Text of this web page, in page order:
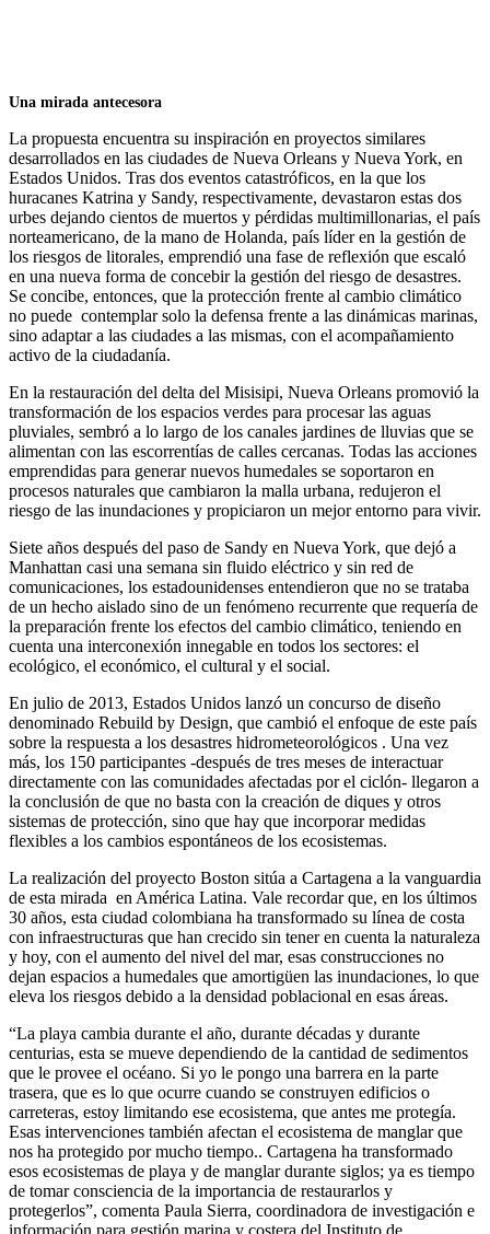
Una mirada antecesora
La propuesta encuentra su inspiración en proyectos similares
desarrollados en las ciudades de Nueva Orleans y Nueva York, en
Estados Unidos. Tras dos eventos catastróficos, en la que los
huracanes Katrina y Sandy, respectivamente, devastaron estas dos
urbes dejando cientos de muertos y pérdidas multimillonarias, el país
norteamericano, de la mano de Holanda, país líder en la gestión de
los riesgos de litorales, emprendió una fase de reflexión que escaló
en una nueva forma de concebir la gestión del riesgo de desastres.
Se concibe, entonces, que la protección frente al cambio climático
no puede contemplar solo la defensa frente a las dinámicas marinas,
sino adaptar a las ciudades a las mismas, con el acompañamiento
activo de la ciudadanía.
En la restauración del delta del Misisipi, Nueva Orleans promovió la
transformación de los espacios verdes para procesar las aguas
pluviales, sembró a lo largo de los canales jardines de lluvias que se
alimentan con las escorrentías de calles cercanas. Todas las acciones
emprendidas para generar nuevos humedales se soportaron en
procesos naturales que cambiaron la malla urbana, redujeron el
riesgo de las inundaciones y propiciaron un mejor entorno para vivir.
Siete años después del paso de Sandy en Nueva York, que dejó a
Manhattan casi una semana sin fluido eléctrico y sin red de
comunicaciones, los estadounidenses entendieron que no se trataba
de un hecho aislado sino de un fenómeno recurrente que requería de
la preparación frente los efectos del cambio climático, teniendo en
cuenta una interconexión innegable en todos los sectores: el
ecológico, el económico, el cultural y el social.
En julio de 2013, Estados Unidos lanzó un concurso de diseño
denominado Rebuild by Design, que cambió el enfoque de este país
sobre la respuesta a los desastres hidrometeorológicos . Una vez
más, los 150 participantes -después de tres meses de interactuar
directamente con las comunidades afectadas por el ciclón- llegaron a
la conclusión de que no basta con la creación de diques y otros
sistemas de protección, sino que hay que incorporar medidas
flexibles a los cambios espontáneos de los ecosistemas.
La realización del proyecto Boston sitúa a Cartagena a la vanguardia
de esta mirada en América Latina. Vale recordar que, en los últimos
30 años, esta ciudad colombiana ha transformado su línea de costa
con infraestructuras que han crecido sin tener en cuenta la naturaleza
y hoy, con el aumento del nivel del mar, esas construcciones no
dejan espacios a humedales que amortigüen las inundaciones, lo que
eleva los riesgos debido a la densidad poblacional en esas áreas.
“La playa cambia durante el año, durante décadas y durante
centurias, esta se mueve dependiendo de la cantidad de sedimentos
que le provee el océano. Si yo le pongo una barrera en la parte
trasera, que es lo que ocurre cuando se construyen edificios o
carreteras, estoy limitando ese ecosistema, que antes me protegía.
Esas intervenciones también afectan el ecosistema de manglar que
nos ha protegido por mucho tiempo.. Cartagena ha transformado
esos ecosistemas de playa y de manglar durante siglos; ya es tiempo
de tomar consciencia de la importancia de restaurarlos y
protegerlos”, comenta Paula Sierra, coordinadora de investigación e
información para gestión marina y costera del Instituto de